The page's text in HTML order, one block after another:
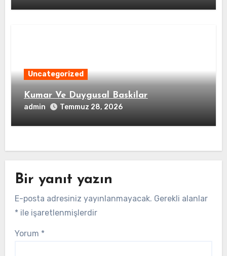
Uncategorized
Kumar Ve Duygusal Baskilar
admin Temmuz 28, 2026
Bir yanıt yazın
E-posta adresiniz yayınlanmayacak. Gerekli alanlar
* ile işaretlenmişlerdir
Yorum *